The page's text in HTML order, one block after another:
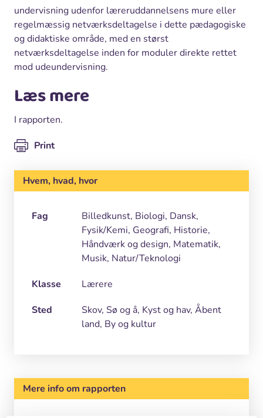
undervisning udenfor læreruddannelsens mure eller
regelmæssig netværksdeltagelse i dette pædagogiske
og didaktiske område, med en størst
netværksdeltagelse inden for moduler direkte rettet
mod udeundervisning.
Læs mere
I rapporten.
Print
Hvem, hvad, hvor
Fag
Billedkunst, Biologi, Dansk,
Fysik/Kemi, Geografi, Historie,
Håndværk og design, Matematik,
Musik, Natur/Teknologi
Klasse
Lærere
Sted
Skov, Sø og å, Kyst og hav, Åbent
land, By og kultur
Mere info om rapporten